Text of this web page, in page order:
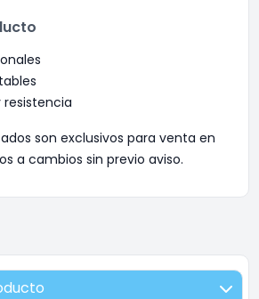
resistencia
son exclusivos para venta en
a cambios sin previo aviso.